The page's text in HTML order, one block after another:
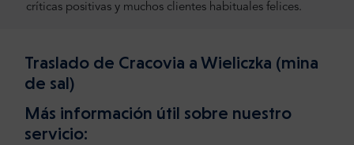
críticas positivas y muchos clientes habituales felices.
Traslado de Cracovia a Wieliczka (mina
de sal)
Más información útil sobre nuestro
servicio: